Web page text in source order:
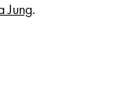
Jung.